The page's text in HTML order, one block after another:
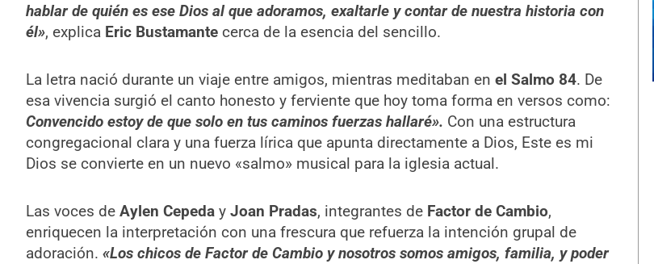
hablar de quién es ese Dios al que adoramos, exaltarle y contar de nuestra historia con
él», explica Eric Bustamantecerca de la esencia del sencillo.
La letra nació durante un viaje entre amigos, mientras meditaban en el Salmo 84. De
esa vivencia surgió el canto honesto y ferviente que hoy toma forma en versos como:
Convencido estoy de que solo en tus caminos fuerzas hallaré». Con una estructura
congregacional clara y una fuerza lírica que apunta directamente a Dios, Este es mi
Dios se convierte en un nuevo «salmo» musical para la iglesia actual.
Las voces de Aylen Cepeday Joan Pradas, integrantes de Factor de Cambio,
enriquecen la interpretación con una frescura que refuerza la intención grupal de
adoración. «Los chicos de Factor de Cambio y nosotros somos amigos, familia, y poder